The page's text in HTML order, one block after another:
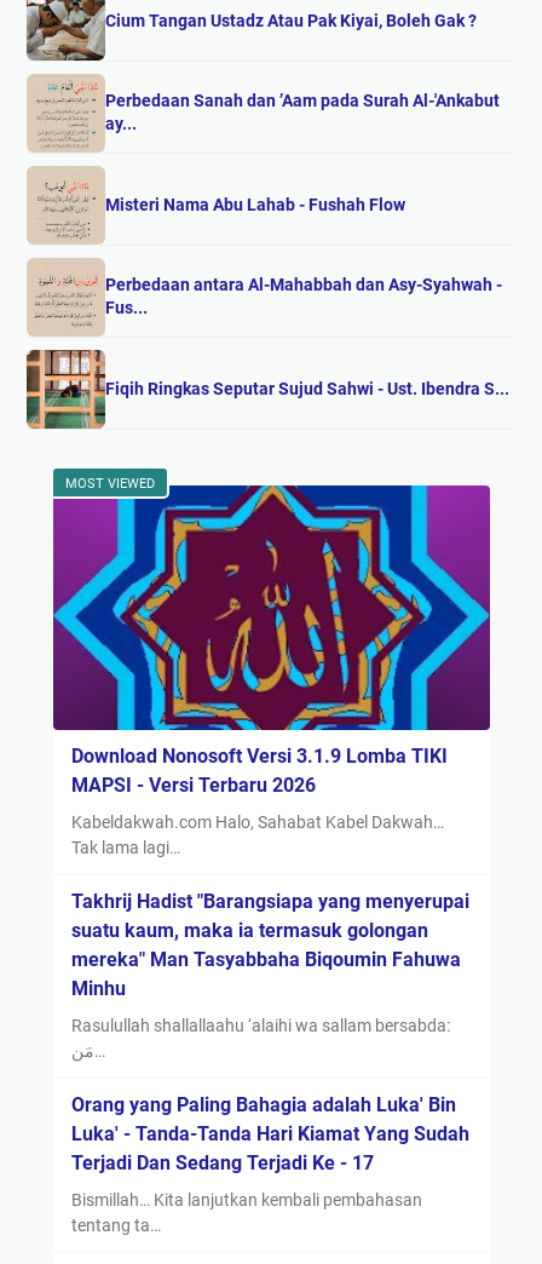
Cium Tangan Ustadz Atau Pak Kiyai, Boleh Gak ?
Perbedaan Sanah dan ’Aam pada Surah Al-'Ankabut
ay...
Misteri Nama Abu Lahab - Fushah Flow
Perbedaan antara Al-Mahabbah dan Asy-Syahwah -
Fus...
Fiqih Ringkas Seputar Sujud Sahwi - Ust. Ibendra S...
MOST VIEWED
Download Nonosoft Versi 3.1.9 Lomba TIKI
MAPSI - Versi Terbaru 2026
Kabeldakwah.com Halo, Sahabat Kabel Dakwah…
Tak lama lagi…
Takhrij Hadist "Barangsiapa yang menyerupai
suatu kaum, maka ia termasuk golongan
mereka" Man Tasyabbaha Biqoumin Fahuwa
Minhu
Rasulullah shallallaahu ‘alaihi wa sallam bersabda:
مَن…
Orang yang Paling Bahagia adalah Luka' Bin
Luka' - Tanda-Tanda Hari Kiamat Yang Sudah
Terjadi Dan Sedang Terjadi Ke - 17
Bismillah… Kita lanjutkan kembali pembahasan
tentang ta…